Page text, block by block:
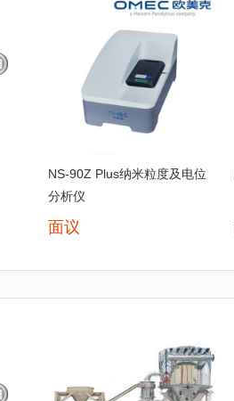
NS-90Z Plus纳米粒度及电位
分析仪
面议